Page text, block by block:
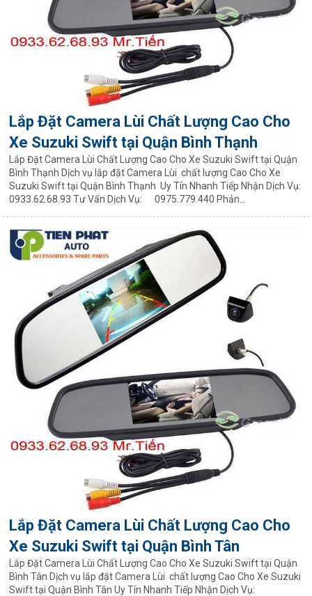
Lắp Đặt Camera Lùi Chất Lượng Cao Cho
Xe Suzuki Swift tại Quận Bình Thạnh
Lắp Đặt Camera Lùi Chất Lượng Cao Cho Xe Suzuki Swift tại Quận
Bình Thạnh Dịch vụ lắp đặt Camera Lùi chất lượng Cao Cho Xe
Suzuki Swift tại Quận Bình Thạnh Uy Tín Nhanh Tiếp Nhận Dịch Vụ:
0933.62.68.93 Tư Vấn Dịch Vụ: 0975.779.440 Phản...
Lắp Đặt Camera Lùi Chất Lượng Cao Cho
Xe Suzuki Swift tại Quận Bình Tân
Lắp Đặt Camera Lùi Chất Lượng Cao Cho Xe Suzuki Swift tại Quận
Bình Tân Dịch vụ lắp đặt Camera Lùi chất lượng Cao Cho Xe Suzuki
Swift tại Quận Bình Tân Uy Tín Nhanh Tiếp Nhận Dịch Vụ: